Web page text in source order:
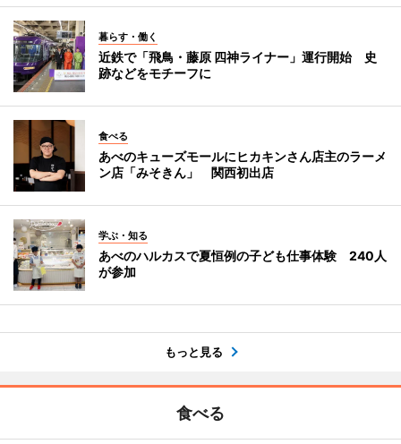
暮らす・働く
近鉄で「飛鳥・藤原 四神ライナー」運行開始 史
跡などをモチーフに
食べる
あべのキューズモールにヒカキンさん店主のラーメ
ン店「みそきん」 関西初出店
学ぶ・知る
あべのハルカスで夏恒例の子ども仕事体験 240人
が参加
もっと見る
食べる